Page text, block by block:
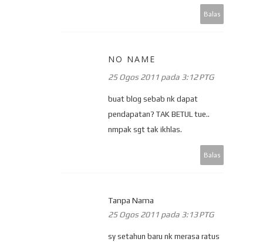
Balas
NO NAME
25 Ogos 2011 pada 3:12 PTG
buat blog sebab nk dapat
pendapatan? TAK BETUL tue..
nmpak sgt tak ikhlas.
Balas
Tanpa Nama
25 Ogos 2011 pada 3:13 PTG
sy setahun baru nk merasa ratus